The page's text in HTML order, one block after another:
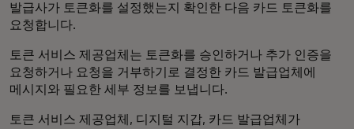
발급사가 토큰화를 설정했는지 확인한 다음 카드 토큰화를
요청합니다.
토큰 서비스 제공업체는 토큰화를 승인하거나 추가 인증을
요청하거나 요청을 거부하기로 결정한 카드 발급업체에
메시지와 필요한 세부 정보를 보냅니다.
토큰 서비스 제공업체, 디지털 지갑, 카드 발급업체가